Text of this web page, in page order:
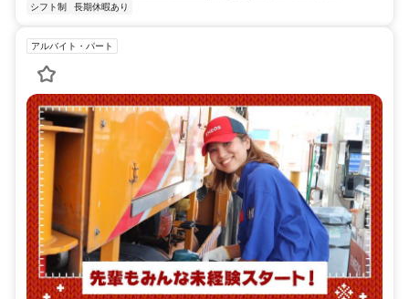
シフト制
長期休暇あり
アルバイト・パート